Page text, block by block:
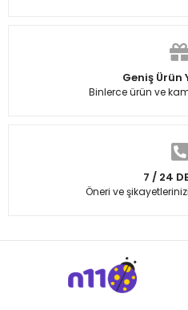
Geniş Ürün
Binlerce ürün ve
7 / 24
Öneri ve